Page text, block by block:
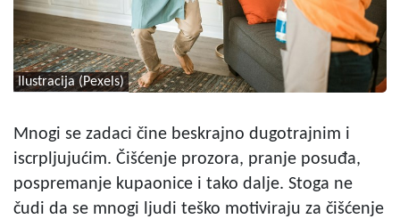
Ilustracija (Pexels)
Mnogi se zadaci čine beskrajno dugotrajnim i
iscrpljujućim. Čišćenje prozora, pranje posuđa,
pospremanje kupaonice i tako dalje. Stoga ne
čudi da se mnogi ljudi teško motiviraju za čišćenje